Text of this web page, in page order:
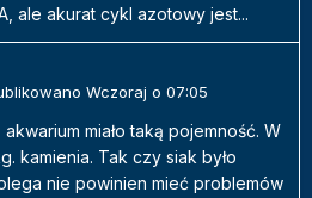
ale akurat cykl azotowy jest...
Wczoraj o 07:05
miało taką pojemność. W
kamienia. Tak czy siak było
nie powinien mieć problemów